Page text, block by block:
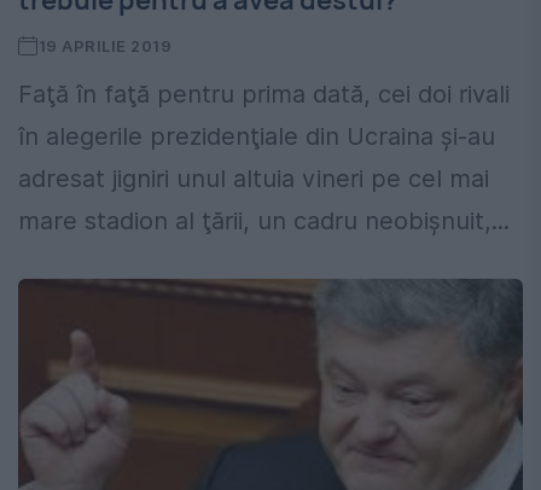
19 APRILIE 2019
Faţă în faţă pentru prima dată, cei doi rivali
în alegerile prezidenţiale din Ucraina şi-au
adresat jigniri unul altuia vineri pe cel mai
mare stadion al ţării, un cadru neobişnuit,...